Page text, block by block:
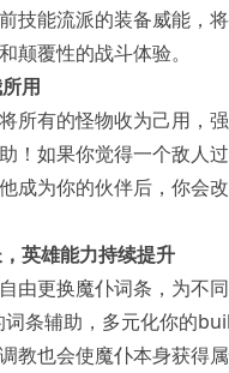
技能流派的装备威能，
颠覆性的战斗体验。
用
所有的怪物收为己用，
！如果你觉得一个敌人
成为你的伙伴后，你会
英雄能力持续提升
由更换魔仆词条，为不
条辅助，多元化你的
教也会使魔仆本身获得